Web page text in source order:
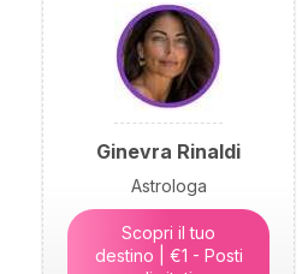
Ginevra Rinaldi
Astrologa
Scopri il tuo
destino | €1 - Posti